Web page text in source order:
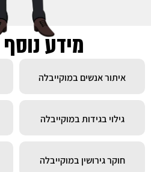
מידע
איתור אנשים במוקייבלה
גילוי בגידות במוקייבלה
חוקר גירושין במוקייבלה